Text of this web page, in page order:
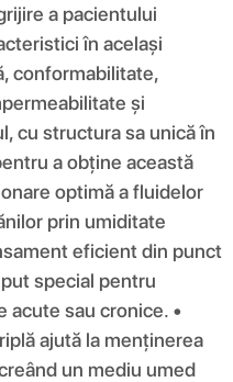
a pacientului
în același
conformabilitate,
și
cu structura sa unică în
a obține această
optimă a fluidelor
prin umiditate
eficient din punct
special pentru
acute sau cronice. •
ajută la menținerea
un mediu umed